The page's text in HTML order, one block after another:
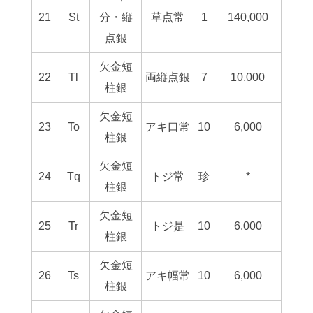
21 St
分・縦
点銀
草点常 1 140,000
22 Tl
欠金短
柱銀
両縦点銀 7 10,000
23 To
欠金短
柱銀
アキ口常 10 6,000
24 Tq
欠金短
柱銀
トジ常 珍 *
25 Tr
欠金短
柱銀
トジ是 10 6,000
26 Ts
欠金短
柱銀
アキ幅常 10 6,000